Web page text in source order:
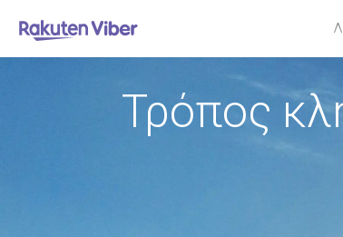
Τρόπος